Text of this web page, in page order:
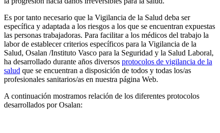
Es por tanto necesario que la Vigilancia de la Salud deba ser
específica y adaptada a los riesgos a los que se encuentran expuestas
las personas trabajadoras. Para facilitar a los médicos del trabajo la
labor de establecer criterios específicos para la Vigilancia de la
Salud, Osalan /Instituto Vasco para la Seguridad y la Salud Laboral,
ha desarrollado durante años diversos protocolos de vigilancia de la
salud que se encuentran a disposición de todos y todas los/as
profesionales sanitarios/as en nuestra página Web.
A continuación mostramos relación de los diferentes protocolos
desarrollados por Osalan: